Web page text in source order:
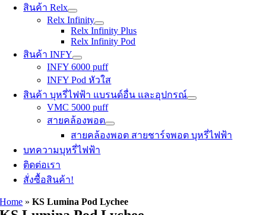
สินค้า Relx
Relx Infinity
Relx Infinity Plus
Relx Infinity Pod
สินค้า INFY
INFY 6000 puff
INFY Pod หัวใส
สินค้า บุหรี่ไฟฟ้า แบรนด์อื่น และอุปกรณ์
VMC 5000 puff
สายคล้องพอต
สายคล้องพอต สายชาร์จพอต บุหรี่ไฟฟ้า
บทความบุหรี่ไฟฟ้า
ติดต่อเรา
สั่งซื้อสินค้า!
Home »KS Lumina Pod Lychee